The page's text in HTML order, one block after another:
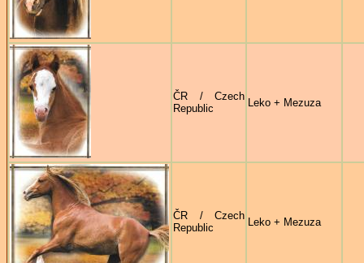
ČR / Czech
Republic
Leko + Mezuza
ČR / Czech
Republic
Leko + Mezuza